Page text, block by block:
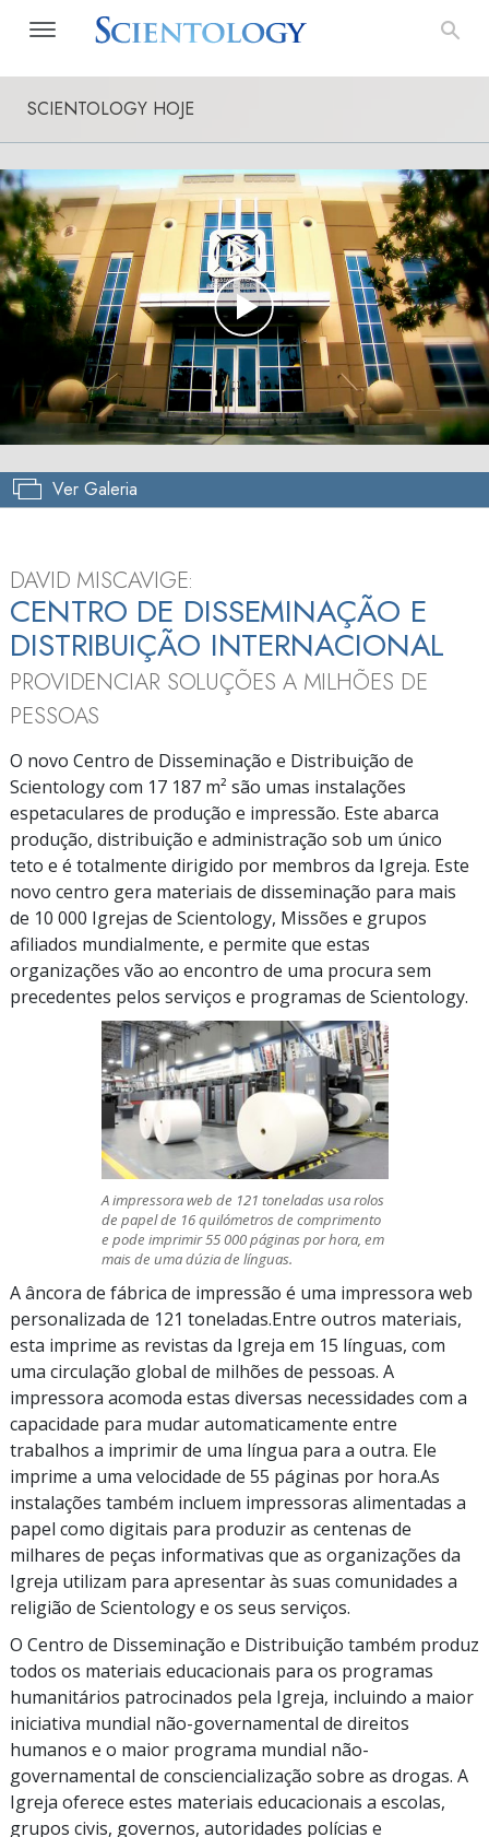
SCIENTOLOGY HOJE
Play
Video
Ver Galeria
DAVID MISCAVIGE:
CENTRO DE DISSEMINAÇÃO E
DISTRIBUIÇÃO INTERNACIONAL
PROVIDENCIAR SOLUÇÕES A MILHÕES DE
PESSOAS
O novo Centro de Disseminação e Distribuição de
Scientology com 17 187 m² são umas instalações
espetaculares de produção e impressão. Este abarca
produção, distribuição e administração sob um único
teto e é totalmente dirigido por membros da Igreja. Este
novo centro gera materiais de disseminação para mais
de 10 000 Igrejas de Scientology, Missões e grupos
afiliados mundialmente, e permite que estas
organizações vão ao encontro de uma procura sem
precedentes pelos serviços e programas de Scientology.
A impressora web de 121 toneladasusa rolos
de papel de 16 quilómetros de comprimento
e pode imprimir55 000 páginaspor hora, em
mais de uma dúzia de línguas.
A âncora de fábrica de impressão é uma impressora web
personalizada de 121 toneladas.Entre outros materiais,
esta imprime as revistas da Igreja em 15 línguas, com
uma circulação global de milhões de pessoas. A
impressora acomoda estas diversas necessidades com a
capacidade para mudar automaticamente entre
trabalhos a imprimir de uma língua para a outra. Ele
imprime a uma velocidade de 55 páginas por hora.As
instalações também incluem impressoras alimentadas a
papel como digitais para produzir as centenas de
milhares de peças informativas que as organizações da
Igreja utilizam para apresentar às suas comunidades a
religião de Scientology e os seus serviços.
O Centro de Disseminação e Distribuição também produz
todos os materiais educacionais para os programas
humanitários patrocinados pela Igreja, incluindo a maior
iniciativa mundial não-governamental de direitos
humanos e o maior programa mundial não-
governamental de consciencialização sobre as drogas. A
Igreja oferece estes materiais educacionais a escolas,
grupos civis, governos, autoridades polícias e